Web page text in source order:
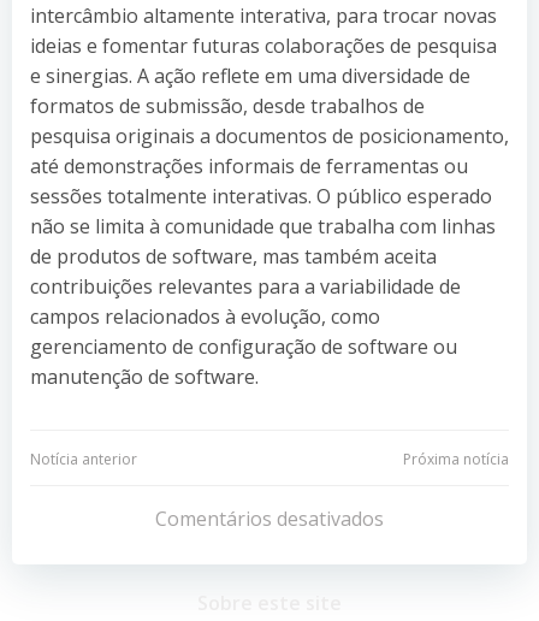
intercâmbio altamente interativa, para trocar novas
ideias e fomentar futuras colaborações de pesquisa
e sinergias. A ação reflete em uma diversidade de
formatos de submissão, desde trabalhos de
pesquisa originais a documentos de posicionamento,
até demonstrações informais de ferramentas ou
sessões totalmente interativas. O público esperado
não se limita à comunidade que trabalha com linhas
de produtos de software, mas também aceita
contribuições relevantes para a variabilidade de
campos relacionados à evolução, como
gerenciamento de configuração de software ou
manutenção de software.
Navegação
Post
Notícia anterior
Navegação
de
Post
Próxima notícia
Comentários desativados